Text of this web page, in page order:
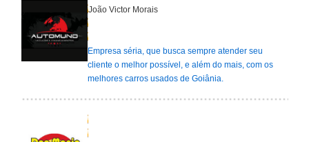
João Victor Morais
Empresa séria, que busca sempre atender seu
cliente o melhor possível, e além do mais, com os
melhores carros usados de Goiânia.